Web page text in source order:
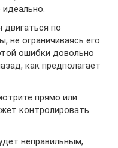
по
не ограничиваясь его
ошибки довольно
как предполагает
прямо или
контролировать
неправильным,